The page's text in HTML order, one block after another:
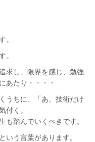
。
。
求し、限界を感じ、勉強
あたり・・・・
うちに、「あ、技術だけ
付く。
も踏んでいくべきです。
いう言葉があります。